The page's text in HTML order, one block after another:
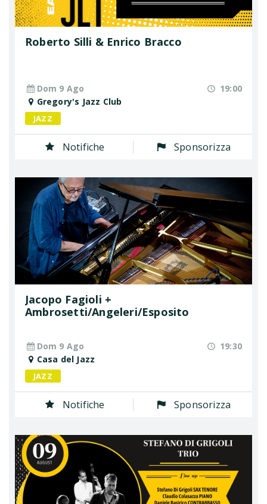
Roberto Silli & Enrico Bracco
Dom 9 Ago
19:00
Gregory's Jazz Club
JAZZ
Notifiche Sponsorizza
Jacopo Fagioli +
Ambrosetti/Angeleri/Esposito
Dom 9 Ago
19:30
Casa del Jazz
JAZZ
Notifiche Sponsorizza